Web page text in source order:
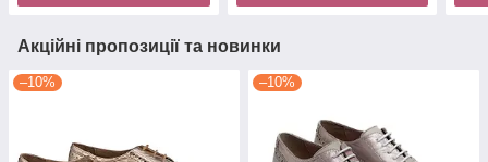
Акційні пропозиції та новинки
–10% –10%